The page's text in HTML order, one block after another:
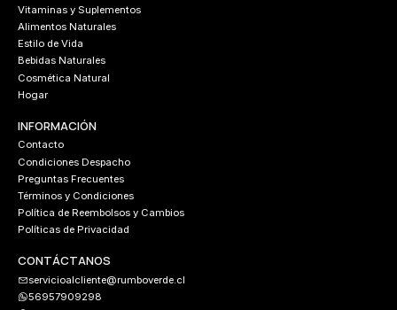
Vitaminas y Suplementos
Alimentos Naturales
Estilo de Vida
Bebidas Naturales
Cosmética Natural
Hogar
INFORMACIÓN
Contacto
Condiciones Despacho
Preguntas Frecuentes
Términos y Condiciones
Política de Reembolsos y Cambios
Políticas de Privacidad
CONTÁCTANOS
servicioalcliente@rumboverde.cl
56957909298